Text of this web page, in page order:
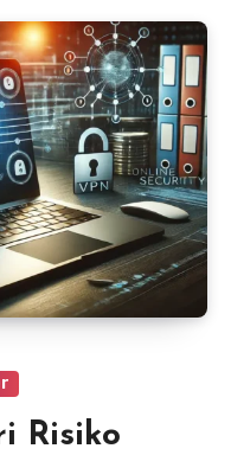
Risiko